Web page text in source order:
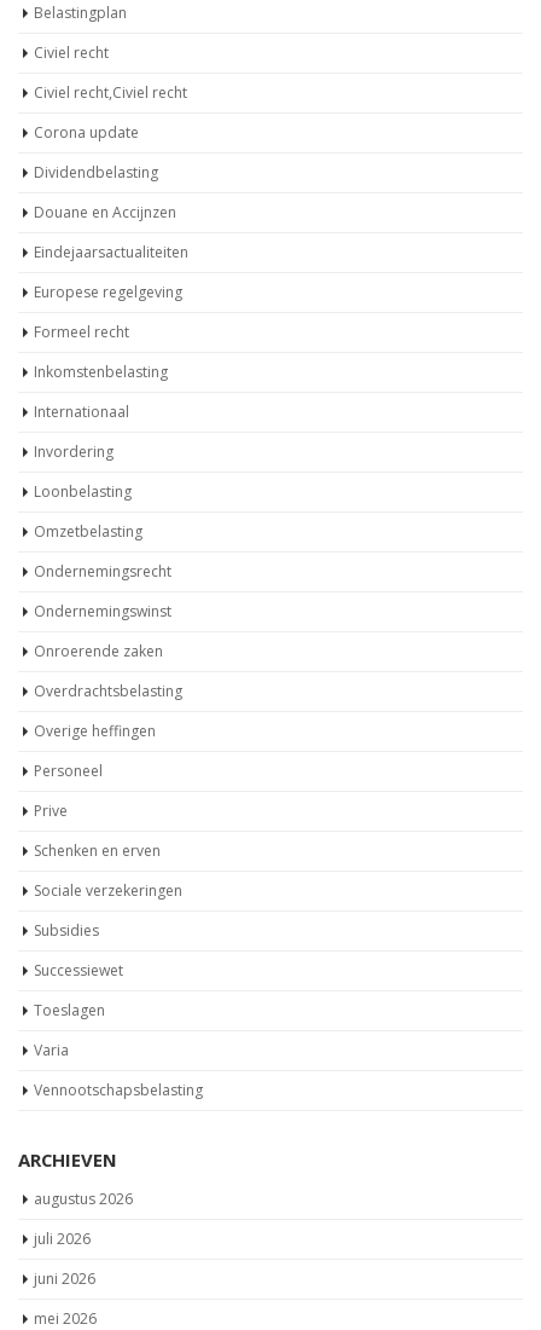
Belastingplan
Civiel recht
Civiel recht,Civiel recht
Corona update
Dividendbelasting
Douane en Accijnzen
Eindejaarsactualiteiten
Europese regelgeving
Formeel recht
Inkomstenbelasting
Internationaal
Invordering
Loonbelasting
Omzetbelasting
Ondernemingsrecht
Ondernemingswinst
Onroerende zaken
Overdrachtsbelasting
Overige heffingen
Personeel
Prive
Schenken en erven
Sociale verzekeringen
Subsidies
Successiewet
Toeslagen
Varia
Vennootschapsbelasting
ARCHIEVEN
augustus 2026
juli 2026
juni 2026
mei 2026